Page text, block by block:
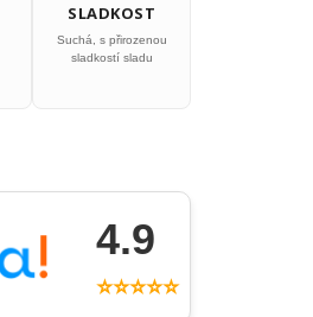
SLADKOST
Suchá, s přirozenou
sladkostí sladu
4.9
⭐⭐⭐⭐⭐